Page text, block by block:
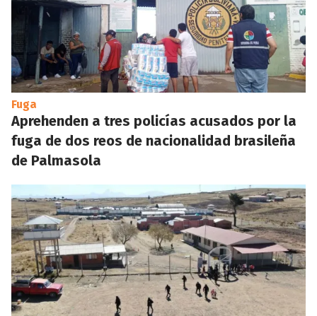
Fuga
Aprehenden a tres policías acusados por la
fuga de dos reos de nacionalidad brasileña
de Palmasola